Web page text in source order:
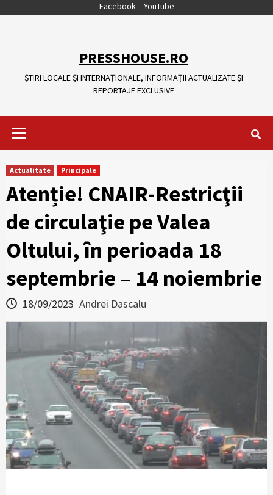
Facebook YouTube
PRESSHOUSE.RO
ȘTIRI LOCALE ȘI INTERNAȚIONALE, INFORMAȚII ACTUALIZATE ȘI
REPORTAJE EXCLUSIVE
Actualitate Principale
Atenție! CNAIR-Restricţii
de circulaţie pe Valea
Oltului, în perioada 18
septembrie – 14 noiembrie
18/09/2023 Andrei Dascalu